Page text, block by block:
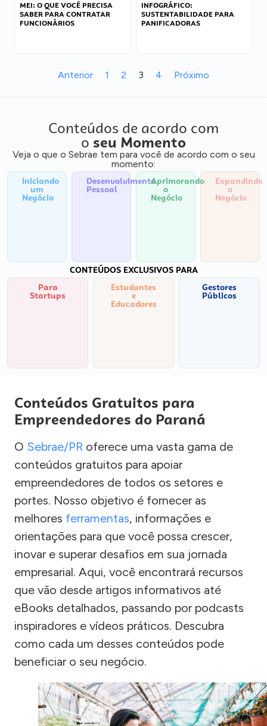
MEI: O QUE VOCÊ PRECISA
SABER PARA CONTRATAR
FUNCIONÁRIOS
INFOGRÁFICO:
SUSTENTABILIDADE PARA
PANIFICADORAS
Anterior 1 2 3 4 Próximo
Conteúdos de acordo com
o seu Momento
Veja o que o Sebrae tem para você de acordo com o seu
momento:
Iniciando
um
Negócio
Desenvolvimento
Pessoal
Aprimorando
o
Negócio
Expandindo
o
Negócio
CONTEÚDOS EXCLUSIVOS PARA
Para
Startups
Estudantes
e
Educadores
Gestores
Públicos
Conteúdos Gratuitos para
Empreendedores do Paraná
O Sebrae/PR oferece uma vasta gama de
conteúdos gratuitos para apoiar
empreendedores de todos os setores e
portes. Nosso objetivo é fornecer as
melhores ferramentas, informações e
orientações para que você possa crescer,
inovar e superar desafios em sua jornada
empresarial. Aqui, você encontrará recursos
que vão desde artigos informativos até
eBooks detalhados, passando por podcasts
inspiradores e vídeos práticos. Descubra
como cada um desses conteúdos pode
beneficiar o seu negócio.